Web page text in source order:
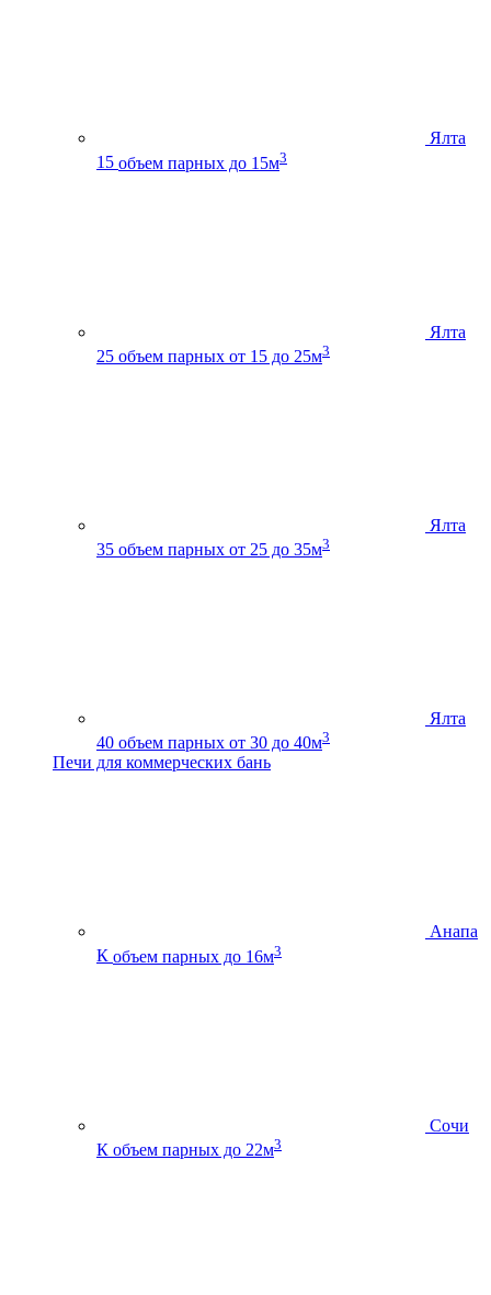
Ялта
15 объем парных до 15м3
Ялта
25 объем парных от 15 до 25м3
Ялта
35 объем парных от 25 до 35м3
Ялта
40 объем парных от 30 до 40м3
Печи для коммерческих бань
Анапа
К объем парных до 16м3
Сочи
К объем парных до 22м3